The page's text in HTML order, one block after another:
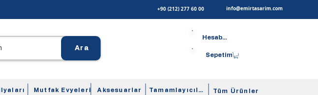
+90 (212) 277 60 00 info@emirtasarim.com
Ara
Hesabım
Sepetim
Mutfak Evyeleri Aksesuarlar Tamamlayıcılar Tüm Ürünler